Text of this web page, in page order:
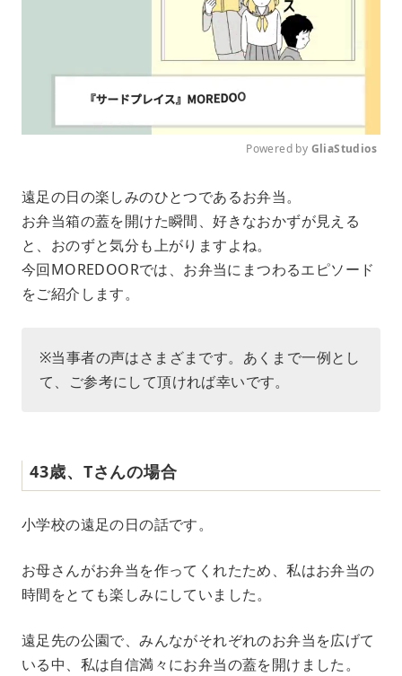
t
Powered by GliaStudios
遠足の日の楽しみのひとつであるお弁当。
お弁当箱の蓋を開けた瞬間、好きなおかずが見える
と、おのずと気分も上がりますよね。
今回MOREDOORでは、お弁当にまつわるエピソード
をご紹介します。
※当事者の声はさまざまです。あくまで一例とし
て、ご参考にして頂ければ幸いです。
43歳、Tさんの場合
小学校の遠足の日の話です。
お母さんがお弁当を作ってくれたため、私はお弁当の
時間をとても楽しみにしていました。
遠足先の公園で、みんながそれぞれのお弁当を広げて
いる中、私は自信満々にお弁当の蓋を開けました。